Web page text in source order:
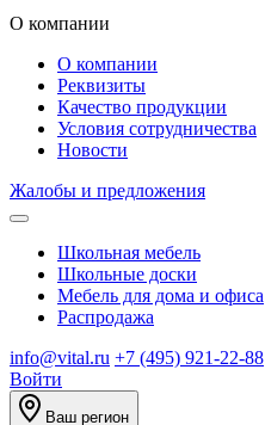
О компании
О компании
Реквизиты
Качество продукции
Условия сотрудничества
Новости
Жалобы и предложения
Школьная мебель
Школьные доски
Мебель для дома и офиса
Распродажа
info@vital.ru +7 (495) 921-22-88
Войти
Ваш регион